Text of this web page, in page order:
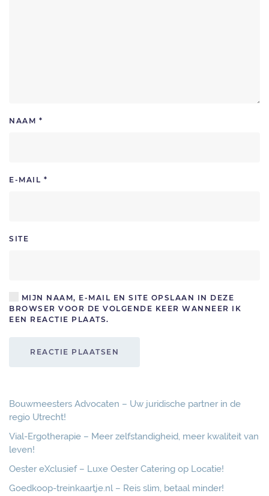
NAAM *
E-MAIL *
SITE
MIJN NAAM, E-MAIL EN SITE OPSLAAN IN DEZE
BROWSER VOOR DE VOLGENDE KEER WANNEER IK
EEN REACTIE PLAATS.
REACTIE PLAATSEN
Bouwmeesters Advocaten – Uw juridische partner in de
regio Utrecht!
Vial-Ergotherapie – Meer zelfstandigheid, meer kwaliteit van
leven!
Oester eXclusief – Luxe Oester Catering op Locatie!
Goedkoop-treinkaartje.nl – Reis slim, betaal minder!